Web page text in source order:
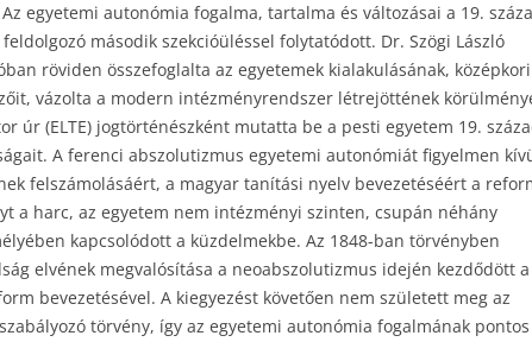
egyetemi autonómia fogalma, tartalma és változásai a 19.
második szekcióüléssel folytatódott. Dr. Szögi László
röviden összefoglalta az egyetemek kialakulásának, középkori
vázolta a modern intézményrendszer létrejöttének
úr (ELTE) jogtörténészként mutatta be a pesti egyetem 19.
A ferenci abszolutizmus egyetemi autonómiát figyelmen
felszámolásáért, a magyar tanítási nyelv bevezetéséért a
a harc, az egyetem nem intézményi szinten, csupán néhány
kapcsolódott a küzdelmekbe. Az 1848-ban törvényben
elvének megvalósítása a neoabszolutizmus idején kezdődött a
bevezetésével. A kiegyezést követően nem született meg az
törvény, így az egyetemi autonómia fogalmának pontos